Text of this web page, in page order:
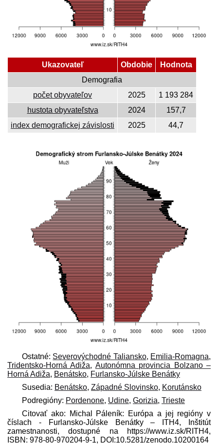
Ukazovateľ Obdobie
Hodnota
Demografia
počet obyvateľov
2025
1 193 284
hustota obyvateľstva
2024
157,7
index demografickej závislosti
2025 44,7
Ostatné: Severovýchodné Taliansko, Emilia-Romagna,
Tridentsko-Horná Adiža, Autonómna provincia Bolzano –
Horná Adiža, Benátsko, Furlansko-Júlske Benátky
Susedia: Benátsko, Západné Slovinsko, Korutánsko
Podregióny: Pordenone, Udine, Gorizia, Trieste
Citovať ako: Michal Páleník: Európa a jej regióny v
číslach - Furlansko-Júlske Benátky – ITH4, Inštitút
zamestnanosti, dostupné na https://www.iz.sk/​RITH4,
ISBN: 978-80-970204-9-1, DOI:10.5281/zenodo.10200164